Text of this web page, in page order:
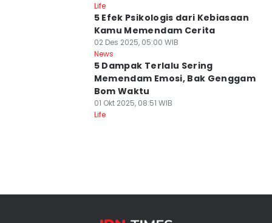
Life
5 Efek Psikologis dari Kebiasaan
Kamu Memendam Cerita
02 Des 2025, 05:00 WIB
News
5 Dampak Terlalu Sering
Memendam Emosi, Bak Genggam
Bom Waktu
01 Okt 2025, 08:51 WIB
Life